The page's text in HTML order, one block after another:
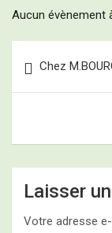
Aucun évènement
de Chez
Laisser
Votre adresse